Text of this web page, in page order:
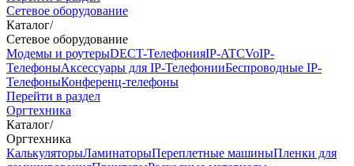
Сетевое оборудование
Каталог/
Сетевое оборудование
Модемы и роутерыDECT-ТелефонияIP-ATCVoIP-
ТелефоныАксессуары для IP-ТелефонииБеспроводные IP-
ТелефоныКонференц-телефоны
Перейти в раздел
Оргтехника
Каталог/
Оргтехника
КалькуляторыЛаминаторыПереплетные машиныПленки для